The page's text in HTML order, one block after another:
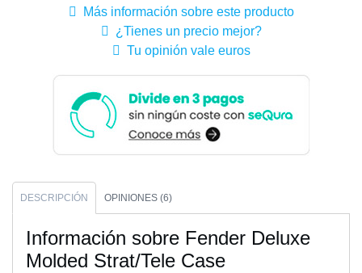
Más información sobre este producto
¿Tienes un precio mejor?
Tu opinión vale euros
DESCRIPCIÓN OPINIONES (6)
Información sobre Fender Deluxe
Molded Strat/Tele Case